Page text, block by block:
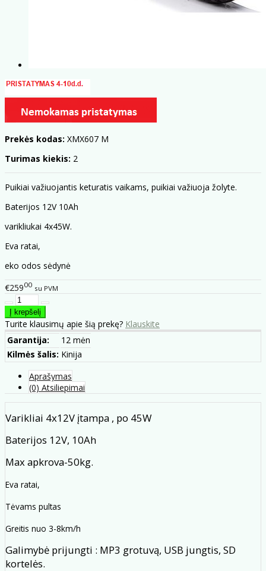
Prekės kodas: XMX607 M
Turimas kiekis: 2
Puikiai važiuojantis keturatis vaikams, puikiai važiuoja žolyte.
Baterijos 12V 10Ah
varikliukai 4x45W.
Eva ratai,
eko odos sėdynė
€25900 su PVM
Turite klausimų apie šią prekę? Klauskite
Garantija:
12 mėn
Kilmės šalis: Kinija
Aprašymas
(0) Atsiliepimai
Varikliai 4x12V įtampa , po 45W
Baterijos 12V, 10Ah
Max apkrova-50kg.
Eva ratai,
Tėvams pultas
Greitis nuo 3-8km/h
Galimybė prijungti : MP3 grotuvą, USB jungtis, SD
kortelės.